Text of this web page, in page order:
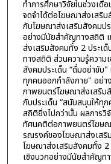
ทำการศึกษาวิจัยในช่วงเ
จดจำได้ต่อโฆษณาส่งเสริ
กับโฆษณาส่งเสริมสังคมป
อย่างมีนัยสำคัญทางสถิติ
ส่งเสริมสังคมทั้ง 2 ประเ
ทางสถิติ ส่วนความรู้ความ
สังคมประเด็น “ดื่มอย่าขับ
ทุกคนออกกำลังกาย" อย่
ภาพยนตร์โฆษณาส่งเสริม
กับประเด็น “สนับสนุนให้ทุ
สถิติยิ่งไปกว่านั้น ผลการ
ทัศนคติต่อภาพยนตร์โฆษณ
รณรงค์ของโฆษณาส่งเสริ
โฆษณาส่งเสริมสังคมทั้ง
เชิงบวกอย่างมีนัยสำคัญท